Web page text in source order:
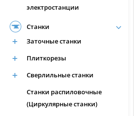
электростанции
Станки
Заточные станки
Плиткорезы
Сверлильные станки
Станки распиловочные
(Циркулярные станки)